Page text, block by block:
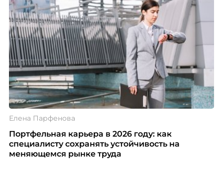
рекрутинговой компании, разбирает самые
распространенные мифы о зумерах и объясняет,
почему устаревшие представления мешают
бизнесу находить и удерживать сильных
сотрудников.
Елена Парфенова
Портфельная карьера в 2026 году: как
специалисту сохранять устойчивость на
меняющемся рынке труда